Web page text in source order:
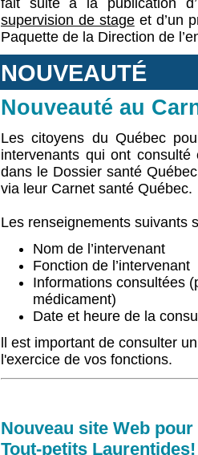
fait suite à la publication
supervision de stageet d’un
Paquette de la Direction de
NOUVEAUTÉ
Nouveauté au
Les citoyens du Québec
intervenants qui ont
dans le Dossier santé
via leur Carnet santé Québec.
Les renseignements suivants
Nom de l’intervenant
Fonction de l’intervenant
Informations consultées
médicament)
Date et heure de la
est important de consulter
l'exercice de vos fonctions.
Nouveau site Web pour
Tout-petits Laurentides!